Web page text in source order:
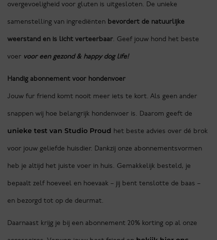
overgevoeligheid voor gluten is uitgesloten. De unieke
samenstelling van ingrediënten bevordert de natuurlijke
weerstand en is licht verteerbaar. Geef jouw hond het beste
voer voor een gezond & happy dog life!
Handig abonnement voor hondenvoer
Jouw fur friend komt nooit meer iets te kort. Als geen ander
snappen wij hoe belangrijk hondenvoer is. Daarom geeft de
unieke test van Studio Proud het beste advies over dé brok
voor jouw geliefde huisdier. Dankzij onze abonnementsvormen
heb je altijd het juiste voer in huis. Gemakkelijk besteld, je
bepaalt zelf hoeveel en hoevaak – jij bent tenslotte de baas –
en bezorgd tot op de deurmat.
Daarnaast krijg je bij een abonnement 20% korting op al onze